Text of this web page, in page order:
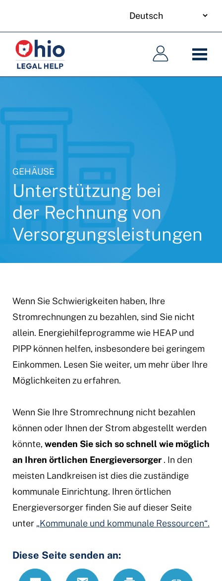
main
content
Hauptnavigation
Hauptnavigation
GEHÄUSE
Unterstützung bei
der Rechnung von
Versorgungsleistungen
Wenn Sie Schwierigkeiten haben, Ihre
Stromrechnungen zu bezahlen, sind Sie nicht
allein. Energiehilfeprogramme wie HEAP und
PIPP können helfen, insbesondere bei geringem
Einkommen. Lesen Sie weiter, um mehr über Ihre
Möglichkeiten zu erfahren.
Wenn Sie Ihre Stromrechnung nicht bezahlen
können oder Ihnen der Strom abgestellt werden
könnte, wenden Sie sich so schnell wie möglich
an Ihren örtlichen Energieversorger. In den
meisten Landkreisen ist dies die zuständige
kommunale Einrichtung. Ihren örtlichen
Energieversorger finden Sie auf dieser Seite
unter „Kommunale und kommunale Ressourcen“.
Diese Seite senden an:
Text
Email Print https://
Link